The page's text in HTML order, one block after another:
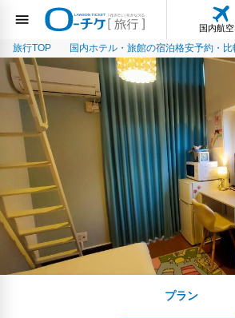
国内航
旅行TOP 国内ホテル・旅館の宿泊格安予約・比
プラン